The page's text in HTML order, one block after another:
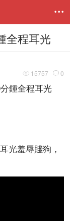

全程耳光
 15757  0
鍾全程耳光
光羞辱賤狗，